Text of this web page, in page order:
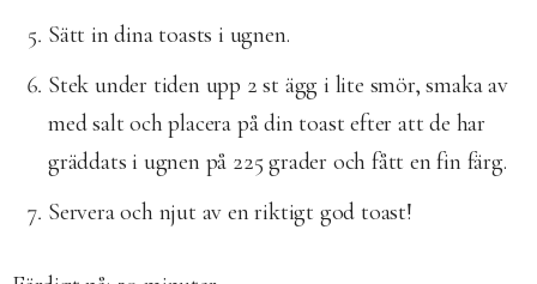
Sätt in dina toasts i ugnen.
Stek under tiden upp 2 st ägg i lite smör, smaka av
med salt och placera på din toast efter att de har
gräddats i ugnen på 225 grader och fått en fin färg.
Servera och njut av en riktigt god toast!